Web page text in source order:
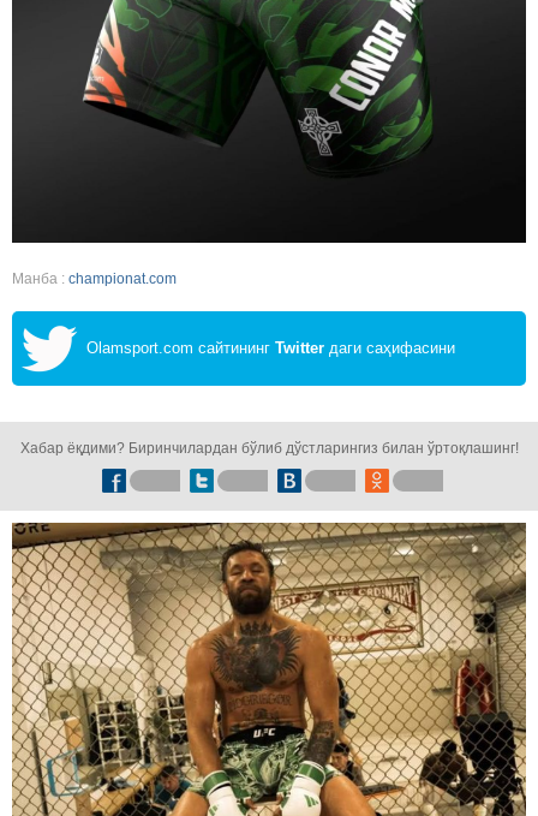
Манба : championat.com
Olamsport.com сайтининг Twitter даги саҳифасини
Хабар ёқдими? Биринчилардан бўлиб дўстларингиз билан ўртоқлашинг!